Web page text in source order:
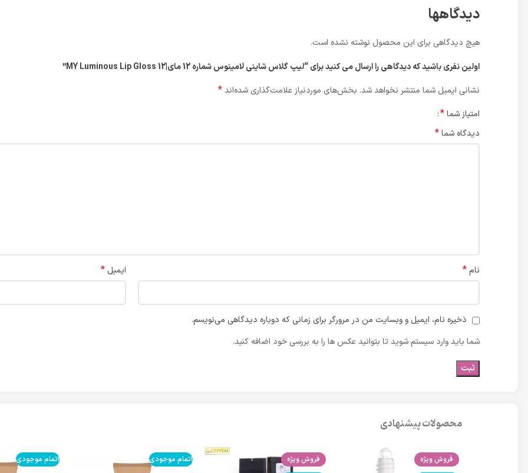
دیدگاهها
هیچ دیدگاهی برای این محصول نوشته نشده است.
اولین نفری باشید که دیدگاهی را ارسال می کنید برای “لیپ گلاس شاینی لامینوس شماره 12 مای|MY Luminous Lip Gloss 12”
نشانی ایمیل شما منتشر نخواهد شد. بخش‌های موردنیاز علامت‌گذاری شده‌اند*
امتیاز شما*
دیدگاه شما*
نام * ایمیل *
ذخیره نام، ایمیل و وبسایت من در مرورگر برای زمانی که دوباره دیدگاهی می‌نویسم.
شما باید وارد سیستم شوید تا بتوانید عکس ها را به بررسی خود اضافه کنید.
محصولات پیشنهادی
فروش ویژه
فروش ویژه
اتمام موجودی اتمام موجودی